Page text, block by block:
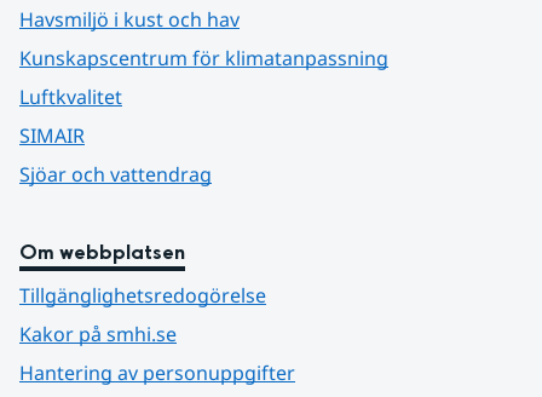
Havsmiljö i kust och hav
Kunskapscentrum för klimatanpassning
Luftkvalitet
SIMAIR
Sjöar och vattendrag
Om webbplatsen
Tillgänglighetsredogörelse
Kakor på smhi.se
Hantering av personuppgifter